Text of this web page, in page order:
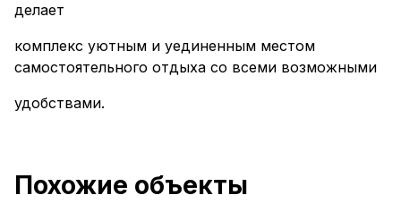
делает
комплекс уютным и уединенным местом
самостоятельного отдыха со всеми возможными
удобствами.
Похожие объекты